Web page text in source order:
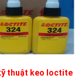
thuật keo loctite